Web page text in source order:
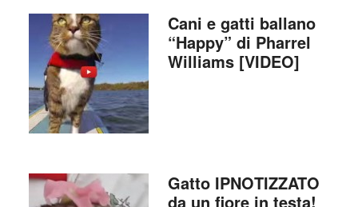
Cani e gatti ballano
“Happy” di Pharrel
Williams [VIDEO]
Gatto IPNOTIZZATO
da un fiore in testa!